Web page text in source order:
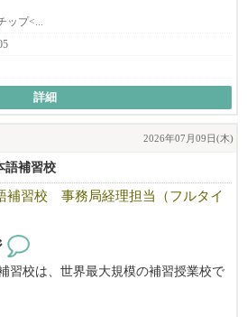
送付を宜しくお願い致します。（日本
認のうえ、選考にお進みいただく場合
連絡いたします。
としてご了承ください。
回）
ップ<...
詳細
2026年07月09日(木)
語補習校
補習校 事務局経理担当（フルタイ
習校は、世界最大規模の補習授業校で